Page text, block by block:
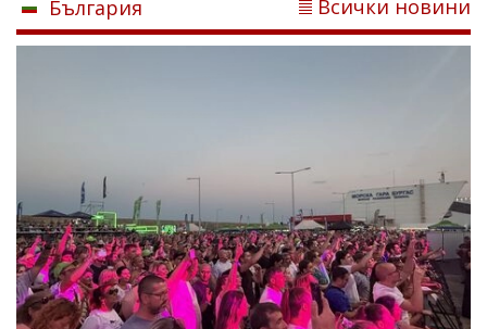
България Всички новини